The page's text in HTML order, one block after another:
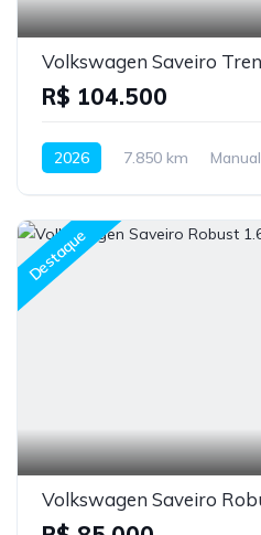
R$ 104.500
2026 7.850 km Manual
Destaque